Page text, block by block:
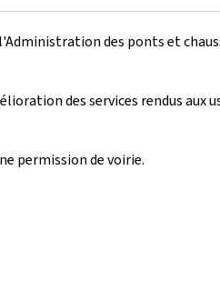
des ponts et
des services rendus aux
permission de voirie.